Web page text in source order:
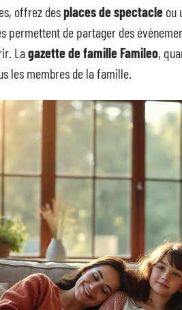
offrez desplaces de spectacle ou
permettent de partager des
Lagazette de famille Famileo,
les membres de la famille.